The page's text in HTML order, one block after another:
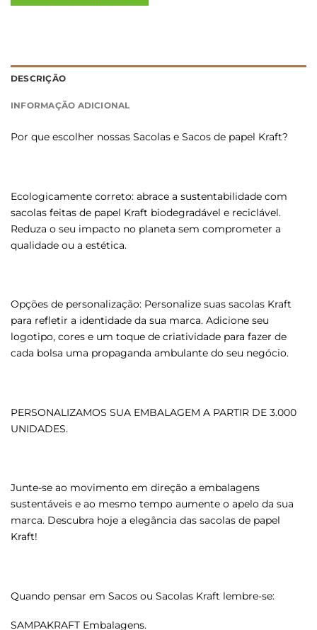
DESCRIÇÃO
INFORMAÇÃO ADICIONAL
Por que escolher nossas Sacolas e Sacos de papel Kraft?
Ecologicamente correto: abrace a sustentabilidade com
sacolas feitas de papel Kraft biodegradável e reciclável.
Reduza o seu impacto no planeta sem comprometer a
qualidade ou a estética.
Opções de personalização: Personalize suas sacolas Kraft
para refletir a identidade da sua marca. Adicione seu
logotipo, cores e um toque de criatividade para fazer de
cada bolsa uma propaganda ambulante do seu negócio.
PERSONALIZAMOS SUA EMBALAGEM A PARTIR DE 3.000
UNIDADES.
Junte-se ao movimento em direção a embalagens
sustentáveis e ao mesmo tempo aumente o apelo da sua
marca. Descubra hoje a elegância das sacolas de papel
Kraft!
Quando pensar em Sacos ou Sacolas Kraft lembre-se:
SAMPAKRAFT Embalagens.